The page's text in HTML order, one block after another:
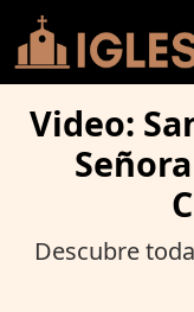
Video:
Descubre